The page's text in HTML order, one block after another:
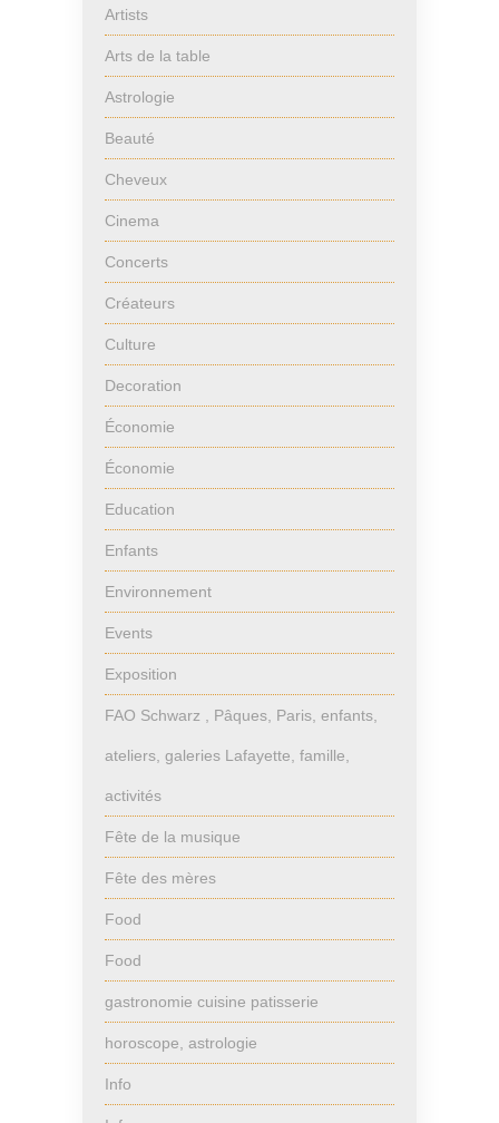
Artists
Arts de la table
Astrologie
Beauté
Cheveux
Cinema
Concerts
Créateurs
Culture
Decoration
Économie
Économie
Education
Enfants
Environnement
Events
Exposition
FAO Schwarz , Pâques, Paris, enfants,
ateliers, galeries Lafayette, famille,
activités
Fête de la musique
Fête des mères
Food
Food
gastronomie cuisine patisserie
horoscope, astrologie
Info